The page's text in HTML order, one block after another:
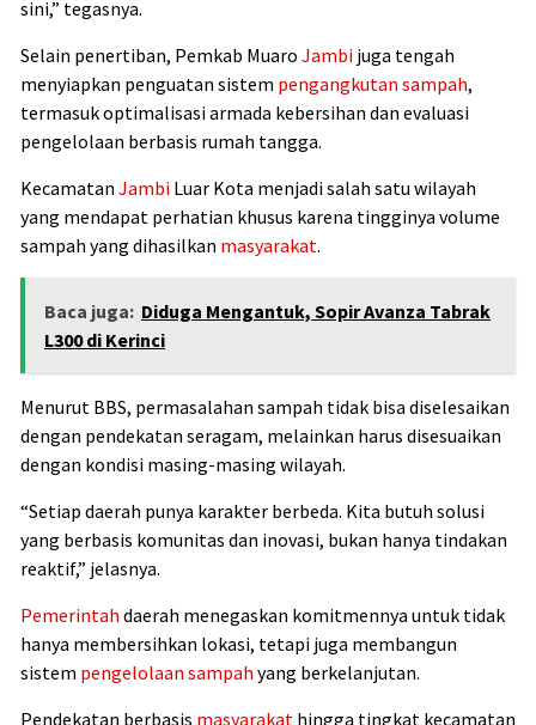
sini,” tegasnya.
Selain penertiban, Pemkab Muaro Jambi juga tengah
menyiapkan penguatan sistem pengangkutan sampah,
termasuk optimalisasi armada kebersihan dan evaluasi
pengelolaan berbasis rumah tangga.
Kecamatan Jambi Luar Kota menjadi salah satu wilayah
yang mendapat perhatian khusus karena tingginya volume
sampah yang dihasilkan masyarakat.
Baca juga: Diduga Mengantuk, Sopir Avanza Tabrak
L300 di Kerinci
Menurut BBS, permasalahan sampah tidak bisa diselesaikan
dengan pendekatan seragam, melainkan harus disesuaikan
dengan kondisi masing-masing wilayah.
“Setiap daerah punya karakter berbeda. Kita butuh solusi
yang berbasis komunitas dan inovasi, bukan hanya tindakan
reaktif,” jelasnya.
Pemerintah daerah menegaskan komitmennya untuk tidak
hanya membersihkan lokasi, tetapi juga membangun
sistem pengelolaan sampah yang berkelanjutan.
Pendekatan berbasis masyarakat hingga tingkat kecamatan